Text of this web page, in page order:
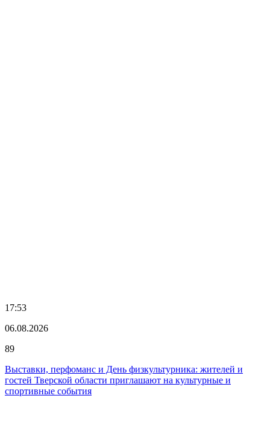
17:53
06.08.2026
89
Выставки, перфоманс и День физкультурника: жителей и
гостей Тверской области приглашают на культурные и
спортивные события